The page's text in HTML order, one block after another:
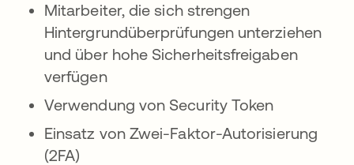
Mitarbeiter, die sich strengen
Hintergrundüberprüfungen unterziehen
und über hohe Sicherheitsfreigaben
verfügen
Verwendung von Security Token
Einsatz von Zwei-Faktor-Autorisierung
(2FA)